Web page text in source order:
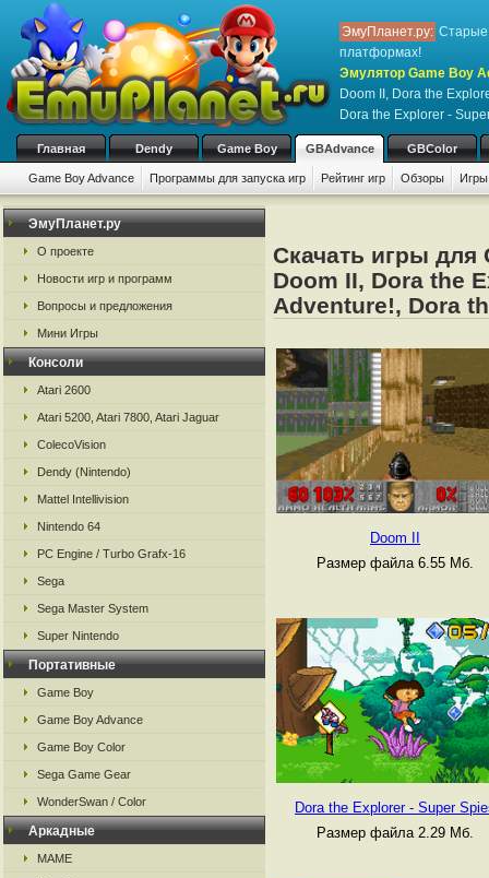
ЭмуПланет.ру: Старые
платформах!
Эмулятор Game Boy
Doom II, Dora the
Dora the Explorer -
Главная Dendy Game Boy GBAdvance GBColor
Game Boy Advance Программы для запуска игр Рейтинг игр Обзоры
ЭмуПланет.ру
О проекте
Новости игр и программ
Вопросы и предложения
Мини Игры
Консоли
Atari 2600
Atari 5200, Atari 7800, Atari Jaguar
ColecoVision
Dendy (Nintendo)
Mattel Intellivision
Nintendo 64
PC Engine / Turbo Grafx-16
Sega
Sega Master System
Super Nintendo
Портативные
Game Boy
Game Boy Advance
Game Boy Color
Sega Game Gear
WonderSwan / Color
Аркадные
MAME
Скачать игры для
Doom II, Dora the
Adventure!, Dora
Doom II
Размер файла 6.55 Мб.
Dora the Explorer - Super
Размер файла 2.29 Мб.